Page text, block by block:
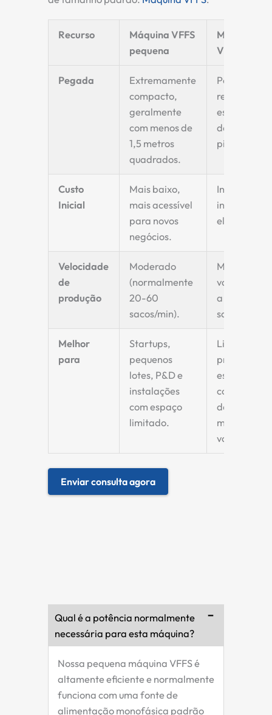
Recurso
Máquina VFFS
pequena
Máquina
VFFS
Pegada
Extremamente
compacto,
geralmente
com menos de
1,5 metros
quadrados.
Por ser
requer mais
espaço
dedicado no
piso.
Custo
Inicial
Mais baixo,
mais acessível
para novos
negócios.
inicial mais
elevado.
Velocidade
de
produção
Moderado
(normalmente
20-60
sacos/min).
Maior (pode
variar de 50
a mais de
sacos/min).
Melhor
para
Startups,
pequenos
lotes, P&D e
instalações
com espaço
limitado.
Linhas de
produção
com
demandas
maior
volume.
Enviar consulta agora
Qual é a potência normalmente
necessária para esta máquina?
Nossa pequena máquina VFFS é
altamente eficiente e normalmente
funciona com uma fonte de
alimentação monofásica padrão